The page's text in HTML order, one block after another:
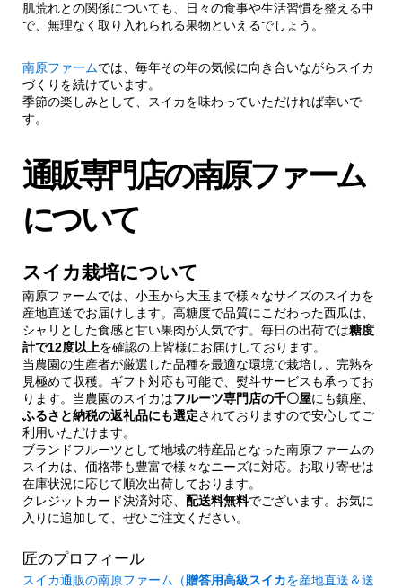
肌荒れとの関係についても、日々の食事や生活習慣を整える中
で、無理なく取り入れられる果物といえるでしょう。
南原ファームでは、毎年その年の気候に向き合いながらスイカ
づくりを続けています。
季節の楽しみとして、スイカを味わっていただければ幸いで
す。
通販専門店の南原ファーム
について
スイカ栽培について
南原ファームでは、小玉から大玉まで様々なサイズのスイカを
産地直送でお届けします。高糖度で品質にこだわった西瓜は、
シャリとした食感と甘い果肉が人気です。毎日の出荷では糖度
計で12度以上を確認の上皆様にお届けしております。
当農園の生産者が厳選した品種を最適な環境で栽培し、完熟を
見極めて収穫。ギフト対応も可能で、熨斗サービスも承ってお
ります。当農園のスイカはフルーツ専門店の千〇屋にも鎮座、
ふるさと納税の返礼品にも選定されておりますので安心してご
利用いただけます。
ブランドフルーツとして地域の特産品となった南原ファームの
スイカは、価格帯も豊富で様々なニーズに対応。お取り寄せは
在庫状況に応じて順次出荷しております。
クレジットカード決済対応、 配送料無料でございます。お気に
入りに追加して、ぜひご注文ください。
匠のプロフィール
スイカ通販の南原ファーム（贈答用高級スイカを産地直送＆送